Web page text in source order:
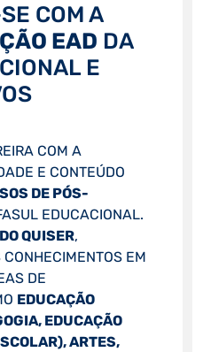
COM A
EAD DA
E
COM A
E CONTEÚDO
DE PÓS-
EDUCACIONAL.
QUISER,
EM
DE
EDUCAÇÃO
EDUCAÇÃO
ARTES,